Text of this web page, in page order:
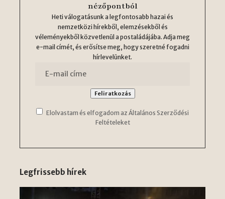
nézőpontból
Heti válogatásunk a legfontosabb hazai és
nemzetközi hírekből, elemzésekből és
véleményekből közvetlenül a postaládájába. Adja meg
e-mail címét, és erősítse meg, hogy szeretné fogadni
hírlevelünket.
Elolvastam és elfogadom az Általános Szerződési
Feltételeket
Legfrissebb hírek